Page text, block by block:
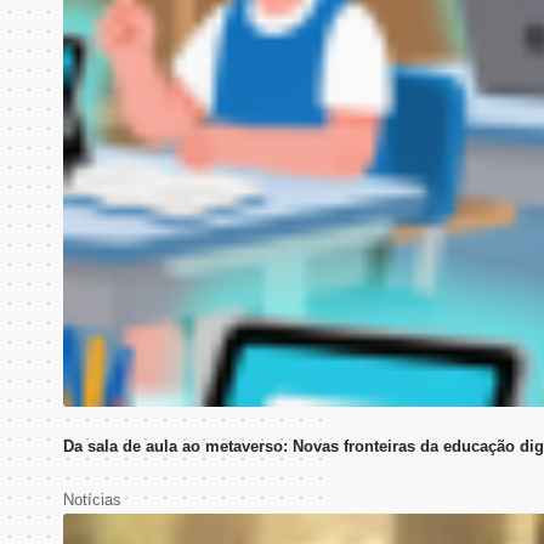
Da sala de aula ao metaverso: Novas fronteiras da educação
Notícias